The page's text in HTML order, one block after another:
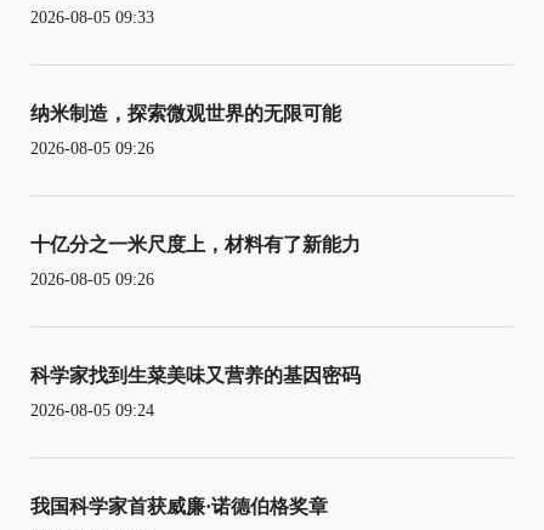
2026-08-05 09:33
纳米制造，探索微观世界的无限可能
2026-08-05 09:26
十亿分之一米尺度上，材料有了新能力
2026-08-05 09:26
科学家找到生菜美味又营养的基因密码
2026-08-05 09:24
我国科学家首获威廉·诺德伯格奖章